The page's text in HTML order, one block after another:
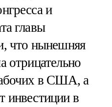
и
главы
что нынешняя
отрицательно
в США, а
инвестиции в